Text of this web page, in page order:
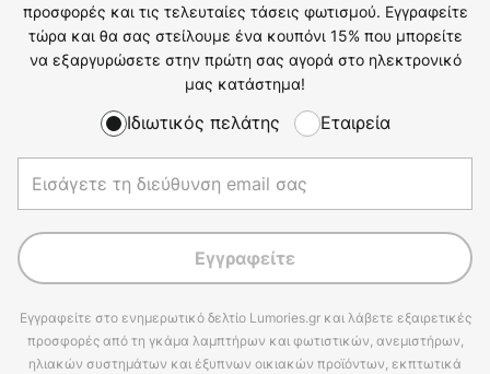
προσφορές και τις τελευταίες τάσεις φωτισμού. Εγγραφείτε
τώρα και θα σας στείλουμε ένα κουπόνι 15% που μπορείτε
να εξαργυρώσετε στην πρώτη σας αγορά στο ηλεκτρονικό
μας κατάστημα!
Ιδιωτικός πελάτης Εταιρεία
Εγγραφείτε
Εγγραφείτε στο ενημερωτικό δελτίο Lumories.gr και λάβετε εξαιρετικές
προσφορές από τη γκάμα λαμπτήρων και φωτιστικών, ανεμιστήρων,
ηλιακών συστημάτων και έξυπνων οικιακών προϊόντων, εκπτωτικά